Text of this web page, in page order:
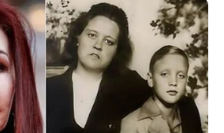
sebagai Ketua Binsar